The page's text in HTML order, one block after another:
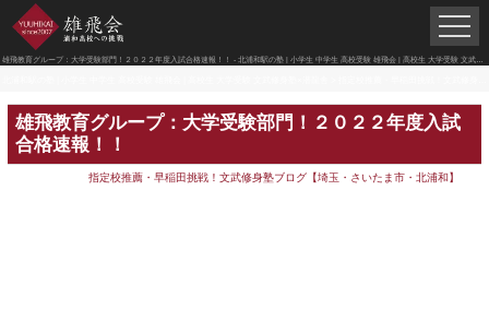
雄飛教育グループ：大学受験部門！２０２２年度入試
合格速報！！
指定校推薦・早稲田挑戦！文武修身塾ブログ【埼玉・さいたま市・北浦和】